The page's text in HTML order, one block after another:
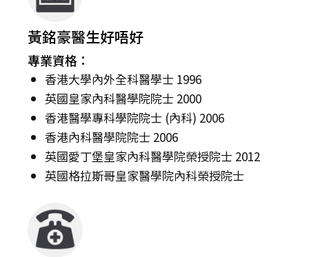
黃銘豪醫生好唔好
專業資格：
香港大學內外全科醫學士 1996
英國皇家內科醫學院院士 2000
香港醫學專科學院院士 (內科) 2006
香港內科醫學院院士 2006
英國愛丁堡皇家內科醫學院榮授院士 2012
英國格拉斯哥皇家醫學院內科榮授院士